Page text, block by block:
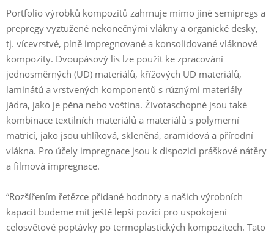
Portfolio výrobků kompozitů zahrnuje mimo jiné semipregs a
prepregy vyztužené nekonečnými vlákny a organické desky,
tj. vícevrstvé, plně impregnované a konsolidované vláknové
kompozity. Dvoupásový lis lze použít ke zpracování
jednosměrných (UD) materiálů, křížových UD materiálů,
laminátů a vrstvených komponentů s různými materiály
jádra, jako je pěna nebo voština. Životaschopné jsou také
kombinace textilních materiálů a materiálů s polymerní
matricí, jako jsou uhlíková, skleněná, aramidová a přírodní
vlákna. Pro účely impregnace jsou k dispozici práškové nátěry
a filmová impregnace.
“Rozšířením řetězce přidané hodnoty a našich výrobních
kapacit budeme mít ještě lepší pozici pro uspokojení
celosvětové poptávky po termoplastických kompozitech. Tato